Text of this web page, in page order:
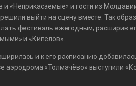
и «Неприкасаемые» и гости из
выйти на сцену вместе. Так
фестиваль ежегодным, расширив
и «Кипелов».
и к его расписанию
аэродрома «Толмачёво» выступили